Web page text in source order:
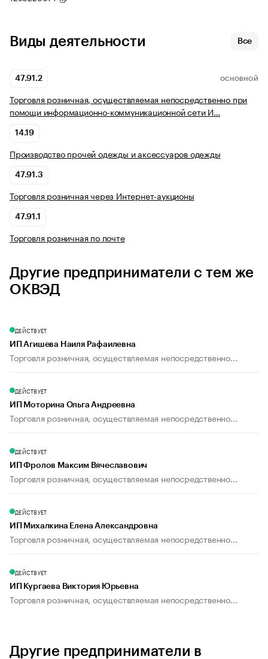
Виды деятельности Все
47.91.2 ОСНОВНОЙ
Торговля розничная, осуществляемая непосредственно при
помощи информационно-коммуникационной сети И…
14.19
Производство прочей одежды и аксессуаров одежды
47.91.3
Торговля розничная через Интернет-аукционы
47.91.1
Торговля розничная по почте
Другие предприниматели с тем же
ОКВЭД
ДЕЙСТВУЕТ
ИП Агишева Наиля Рафаилевна
Торговля розничная, осуществляемая непосредственно...
ДЕЙСТВУЕТ
ИП Моторина Ольга Андреевна
Торговля розничная, осуществляемая непосредственно...
ДЕЙСТВУЕТ
ИП Фролов Максим Вячеславович
Торговля розничная, осуществляемая непосредственно...
ДЕЙСТВУЕТ
ИП Михалкина Елена Александровна
Торговля розничная, осуществляемая непосредственно...
ДЕЙСТВУЕТ
ИП Кургаева Виктория Юрьевна
Торговля розничная, осуществляемая непосредственно...
Другие предприниматели в